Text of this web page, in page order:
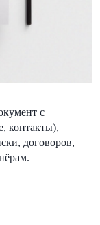
с
контакты),
договоров,